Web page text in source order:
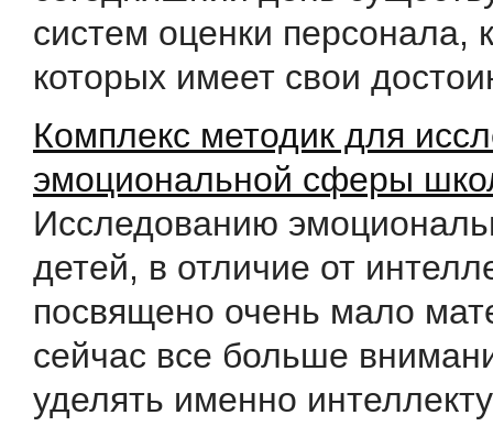
систем оценки персонала,
которых имеет свои
Комплекс методик для
эмоциональной сферы
Исследованию
детей, в отличие от
посвящено очень мало
сейчас все больше
уделять именно